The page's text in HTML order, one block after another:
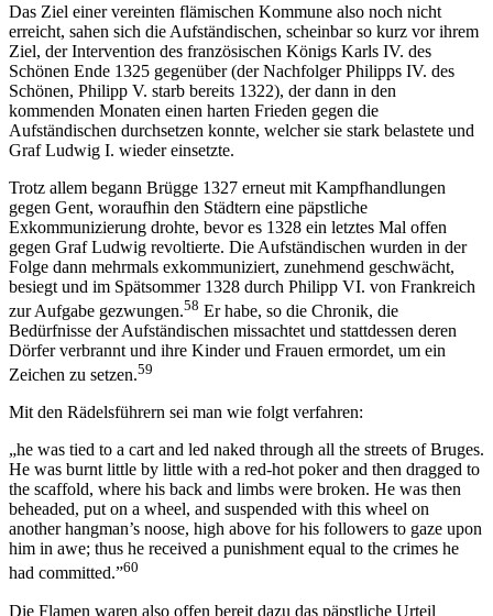
Das Ziel einer vereinten flämischen Kommune also noch nicht
erreicht, sahen sich die Aufständischen, scheinbar so kurz vor ihrem
Ziel, der Intervention des französischen Königs Karls IV. des
Schönen Ende 1325 gegenüber (der Nachfolger Philipps IV. des
Schönen, Philipp V. starb bereits 1322), der dann in den
kommenden Monaten einen harten Frieden gegen die
Aufständischen durchsetzen konnte, welcher sie stark belastete und
Graf Ludwig I. wieder einsetzte.
Trotz allem begann Brügge 1327 erneut mit Kampfhandlungen
gegen Gent, woraufhin den Städtern eine päpstliche
Exkommunizierung drohte, bevor es 1328 ein letztes Mal offen
gegen Graf Ludwig revoltierte. Die Aufständischen wurden in der
Folge dann mehrmals exkommuniziert, zunehmend geschwächt,
besiegt und im Spätsommer 1328 durch Philipp VI. von Frankreich
zur Aufgabe gezwungen.58 Er habe, so die Chronik, die
Bedürfnisse der Aufständischen missachtet und stattdessen deren
Dörfer verbrannt und ihre Kinder und Frauen ermordet, um ein
Zeichen zu setzen.59
Mit den Rädelsführern sei man wie folgt verfahren:
„he was tied to a cart and led naked through all the streets of Bruges.
He was burnt little by little with a red-hot poker and then dragged to
the scaffold, where his back and limbs were broken. He was then
beheaded, put on a wheel, and suspended with this wheel on
another hangman’s noose, high above for his followers to gaze upon
him in awe; thus he received a punishment equal to the crimes he
had committed.”60
Die Flamen waren also offen bereit dazu das päpstliche Urteil